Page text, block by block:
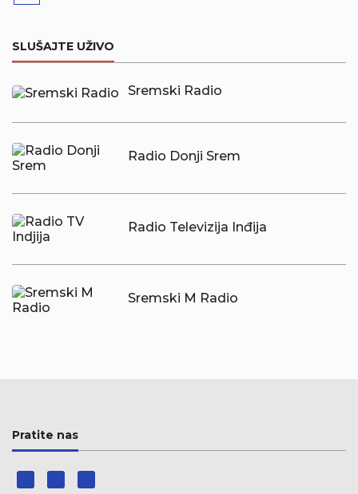
SLUŠAJTE UŽIVO
Sremski Radio
Radio Donji Srem
Radio Televizija Inđija
Sremski M Radio
Pratite nas